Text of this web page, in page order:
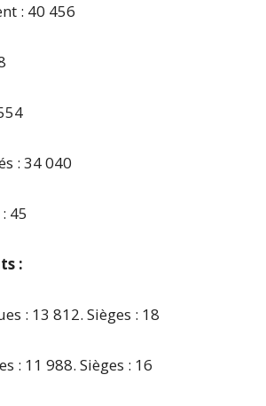
: 40 456
: 34 040
45
:
: 13 812. Sièges : 18
: 11 988. Sièges : 16